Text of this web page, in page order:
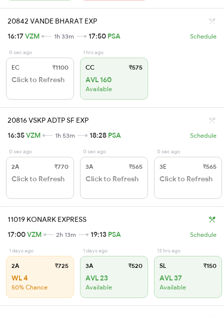
20842 VANDE BHARAT EXP
16:17VZM 1h 33m 17:50 PSA Schedule
0 sec ago
EC ₹1100
Click to Refresh
1 hrs ago
CC ₹575
AVL 160
Available
20816 VSKP ADTP SF EXP
16:35VZM 1h 53m 18:28 PSA Schedule
0 sec ago
2A ₹770
Click to Refresh
0 sec ago
3A ₹565
Click to Refresh
0 sec ago
3E ₹565
Click to Refresh
11019 KONARK EXPRESS
17:00VZM 2h 13m 19:13 PSA Schedule
1 days ago
2A ₹725
WL 4
50% Chance
1 days ago
3A ₹520
AVL 23
Available
13 hrs ago
SL ₹150
AVL 37
Available